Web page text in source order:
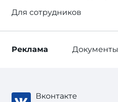
Для сотрудников
Реклама Документы
Вконтакте